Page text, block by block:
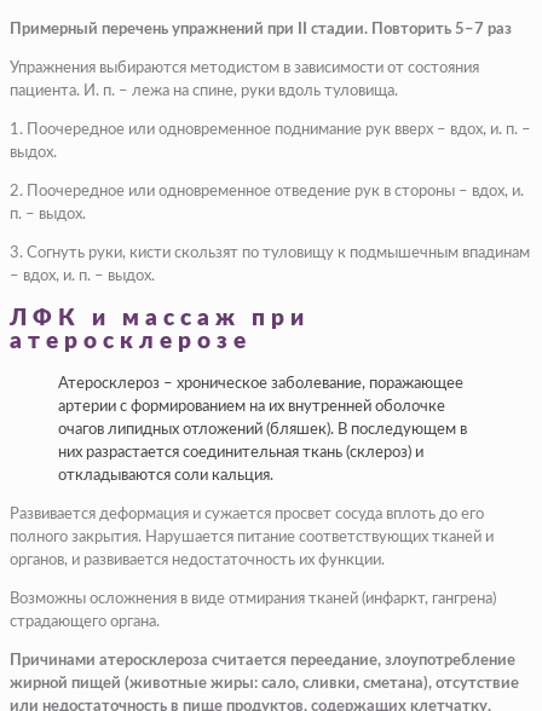
Примерный перечень упражнений при II стадии. Повторить 5–7 раз
Упражнения выбираются методистом в зависимости от состояния
пациента. И. п. – лежа на спине, руки вдоль туловища.
1. Поочередное или одновременное поднимание рук вверх – вдох, и. п. –
выдох.
2. Поочередное или одновременное отведение рук в стороны – вдох, и.
п. – выдох.
3. Согнуть руки, кисти скользят по туловищу к подмышечным впадинам
– вдох, и. п. – выдох.
ЛФК и массаж при
атеросклерозе
Атеросклероз – хроническое заболевание, поражающее
артерии с формированием на их внутренней оболочке
очагов липидных отложений (бляшек). В последующем в
них разрастается соединительная ткань (склероз) и
откладываются соли кальция.
Развивается деформация и сужается просвет сосуда вплоть до его
полного закрытия. Нарушается питание соответствующих тканей и
органов, и развивается недостаточность их функции.
Возможны осложнения в виде отмирания тканей (инфаркт, гангрена)
страдающего органа.
Причинами атеросклероза считается переедание, злоупотребление
жирной пищей (животные жиры: сало, сливки, сметана), отсутствие
или недостаточность в пище продуктов, содержащих клетчатку,